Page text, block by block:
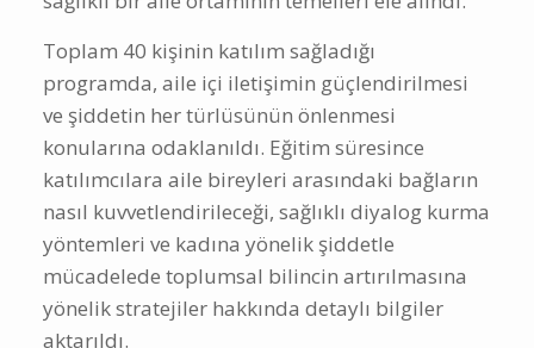
Toplam 40 kişinin katılım sağladığı
programda, aile içi iletişimin güçlendirilmesi
ve şiddetin her türlüsünün önlenmesi
konularına odaklanıldı. Eğitim süresince
katılımcılara aile bireyleri arasındaki bağların
nasıl kuvvetlendirileceği, sağlıklı diyalog kurma
yöntemleri ve kadına yönelik şiddetle
mücadelede toplumsal bilincin artırılmasına
yönelik stratejiler hakkında detaylı bilgiler